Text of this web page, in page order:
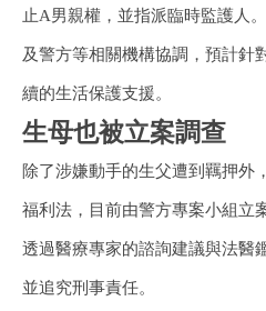
止A男親權，並指派臨時監護人
及警方等相關機構協調，預計針
續的生活保護支援。
生母也被立案調查
除了涉嫌動手的生父遭到羈押外
福利法，目前由警方專案小組立
透過醫療專家的諮詢建議與法醫
並追究刑事責任。